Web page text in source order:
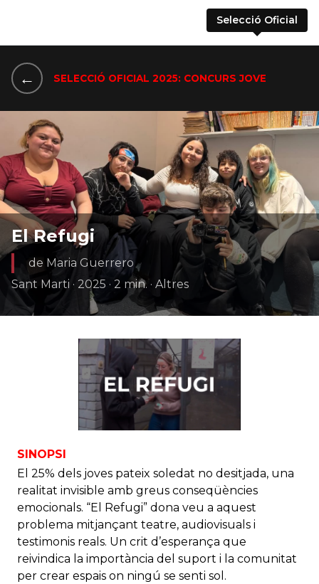
Selecció Oficial
← SELECCIÓ OFICIAL 2025: CONCURS JOVE
El Refugi
de Maria Guerrero
Sant Marti · 2025 · 2 min. · Altres
SINOPSI
El 25% dels joves pateix soledat no desitjada, una
realitat invisible amb greus conseqüències
emocionals. “El Refugi” dona veu a aquest
problema mitjançant teatre, audiovisuals i
testimonis reals. Un crit d’esperança que
reivindica la importància del suport i la comunitat
per crear espais on ningú se senti sol.